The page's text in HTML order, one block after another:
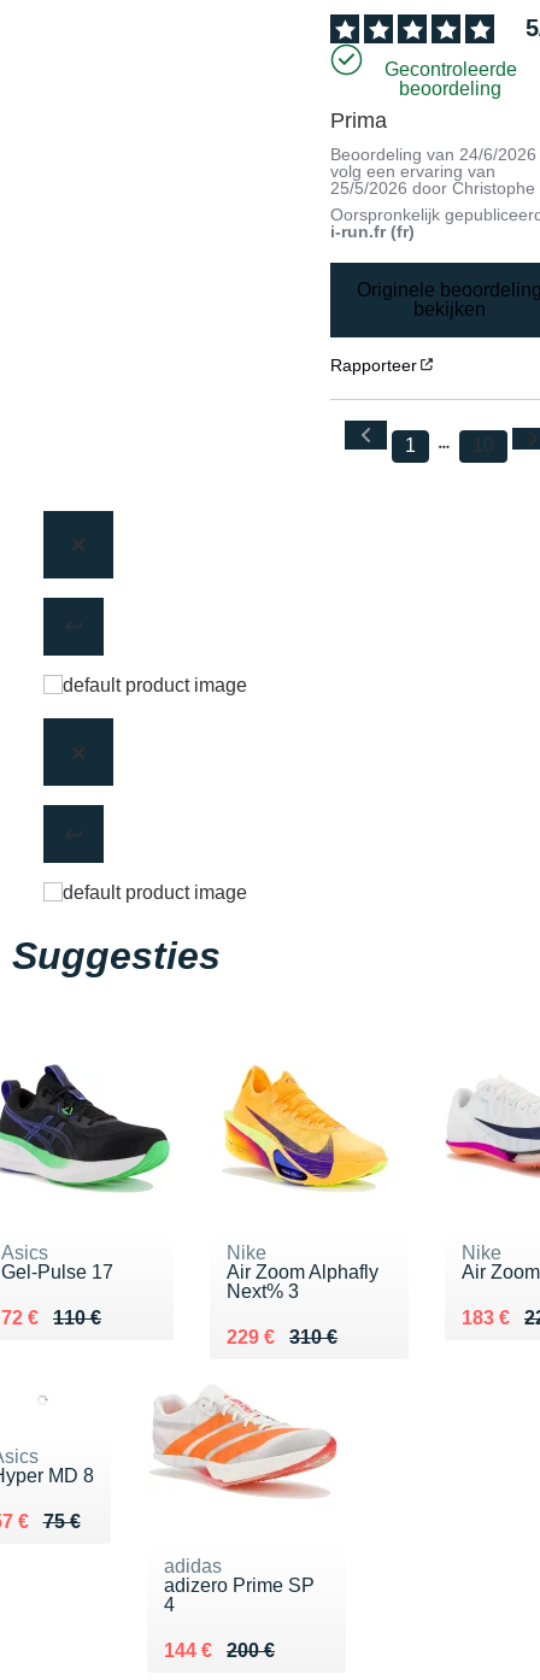
5
Gecontroleerde
beoordeling
Prima
Beoordeling van24/6/2026
volg een ervaring van
25/5/2026 doorChristophe
Oorspronkelijk
i-run.fr (fr)
Originele
bekijken
Rapporteer
1 10
Suggesties
Asics
Gel-Pulse 17
110 €
Au lieu de 110 €
72 €
Vendu 72 €
Nike
Air Zoom Alphafly
Next% 3
310 €
Au lieu de 310 €
229 €
Vendu 229 €
Nike
Air
Au lieu
183 €
Vendu
MD 8
75 €
lieu de 75 €
€ 57 €
adidas
adizero Prime SP
4
200 €
Au lieu de 200 €
144 €
Vendu 144 €